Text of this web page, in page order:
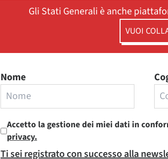
Gli Stati Generali è anche
VUOI
Nome
Accetto la gestione dei miei dati in
privacy.
Ti sei registrato con successo alla